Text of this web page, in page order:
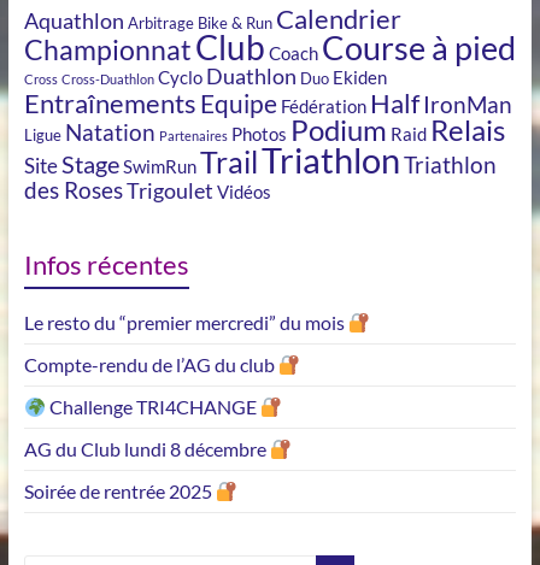
Aquathlon Arbitrage Bike & Run Calendrier
ChampionnatClub Coach Course à pied
Cross Cross-Duathlon Cyclo Duathlon Duo Ekiden
EntraînementsEquipe Fédération Half IronMan
Ligue Natation Partenaires Photos Podium Raid Relais
SiteStageSwimRunTrailTriathlonTriathlon
des RosesTrigoulet Vidéos
Infos récentes
Le resto du “premier mercredi” du mois
Compte-rendu de l’AG du club
Challenge TRI4CHANGE
AG du Club lundi 8 décembre
Soirée de rentrée 2025